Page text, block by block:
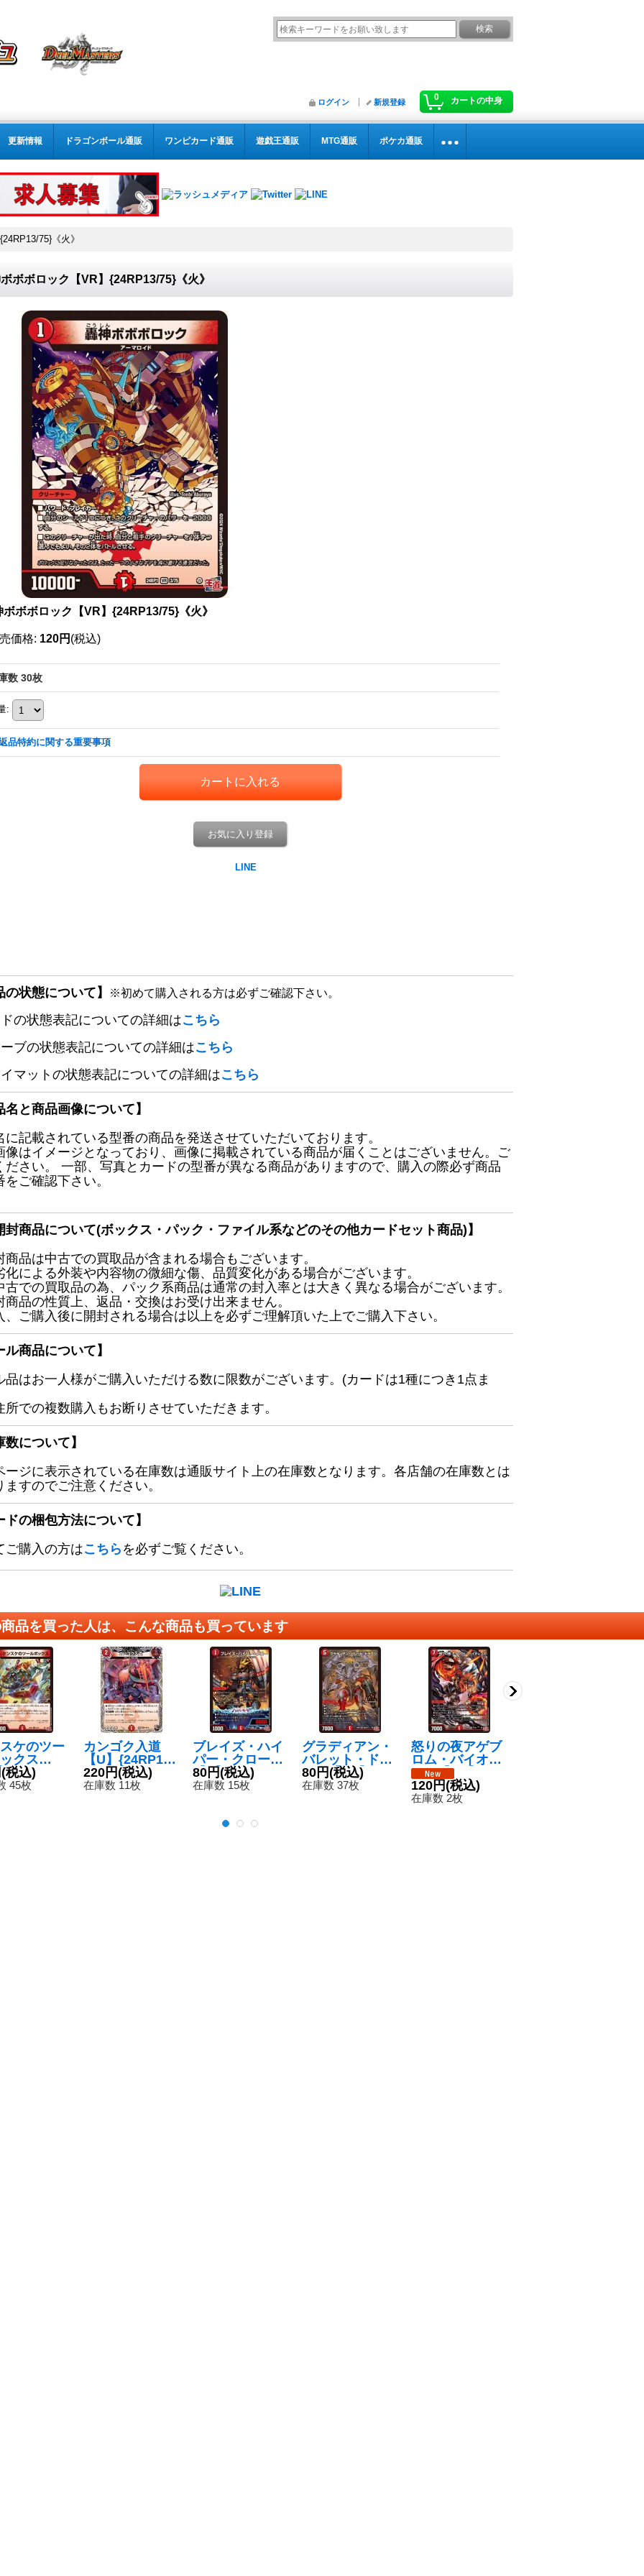
0 カートの中身
ログイン 新規登録
更新情報 ドラゴンボール通販 ワンピカード通販 遊戯王通販 MTG通販 ポケカ通販
75}《火》
ボボロック【VR】{24RP13/75}《火》
ボボボロック【VR】{24RP13/75}《火》
価格: 120円 (税込)
数 30枚
:
品特約に関する重要事項
お気に入り登録
の状態について】 ※初めて購入される方は必ずご確認下さい。
の状態表記についての詳細はこちら
ブの状態表記についての詳細はこちら
マットの状態表記についての詳細はこちら
名と商品画像について】
に記載されている型番の商品を発送させていただいております。
像はイメージとなっており、画像に掲載されている商品が届くことはございません。ご
ださい。 一部、写真とカードの型番が異なる商品がありますので、購入の際必ず商品
をご確認下さい。
封商品について(ボックス・パック・ファイル系などのその他カードセット商品)】
商品は中古での買取品が含まれる場合もございます。
化による外装や内容物の微細な傷、品質変化がある場合がございます。
古での買取品の為、パック系商品は通常の封入率とは大きく異なる場合がございます。
商品の性質上、返品・交換はお受け出来ません。
、ご購入後に開封される場合は以上を必ずご理解頂いた上でご購入下さい。
ル商品について】
品はお一人様がご購入いただける数に限数がございます。(カードは1種につき1点ま
所での複数購入もお断りさせていただきます。
数について】
ージに表示されている在庫数は通販サイト上の在庫数となります。各店舗の在庫数とは
ますのでご注意ください。
ドの梱包方法について】
ご購入の方はこちら を必ずご覧ください。
品を買った人は、こんな商品も買っています
ケのツー
クス
{24RP22
火》
(税込)
45枚
カンゴク入道
【U】{24RP1T
8/T12}《火》
220円(税込)
在庫数 11枚
ブレイズ・ハイ
パー・クロー
【U】{24RP24
5/75}《火》
80円(税込)
在庫数 15枚
グラディアン・
バレット・ドラ
ゴン【SR】{24
RP1S8/S10}
80円(税込)
在庫数 37枚
怒りの夜アゲブ
ロム・バイオレ
ンス【SR】{24
RP3S7/S11}
《火》
120円(税込)
在庫数 2枚